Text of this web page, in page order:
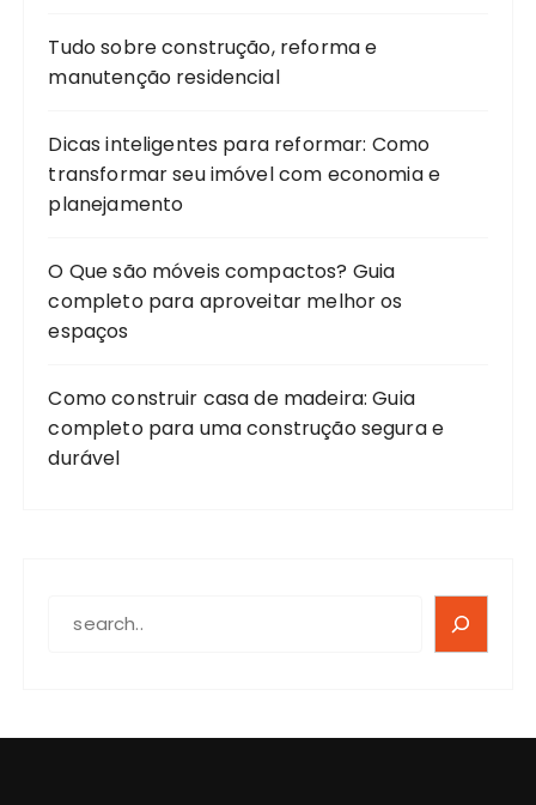
Tudo sobre construção, reforma e
manutenção residencial
Dicas inteligentes para reformar: Como
transformar seu imóvel com economia e
planejamento
O Que são móveis compactos? Guia
completo para aproveitar melhor os
espaços
Como construir casa de madeira: Guia
completo para uma construção segura e
durável
SEARCH